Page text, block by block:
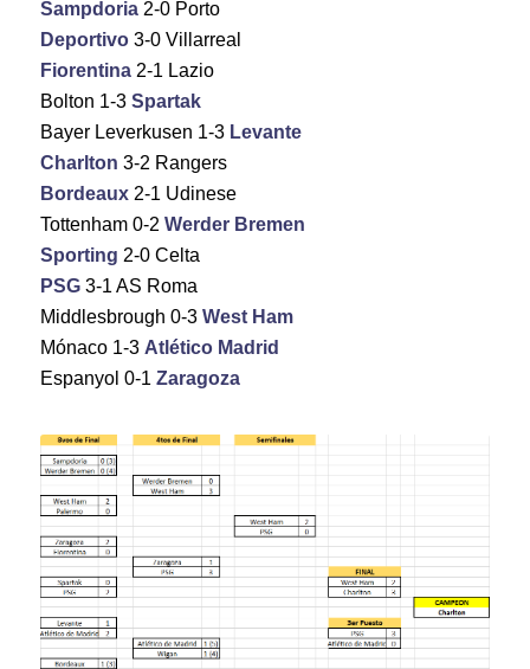
Sampdoria2-0 Porto
Deportivo3-0 Villarreal
Fiorentina2-1 Lazio
Bolton 1-3 Spartak
Bayer Leverkusen 1-3 Levante
Charlton 3-2 Rangers
Bordeaux2-1 Udinese
Tottenham 0-2 Werder Bremen
Sporting 2-0 Celta
PSG3-1 AS Roma
Middlesbrough 0-3 West Ham
Mónaco 1-3 Atlético Madrid
Espanyol 0-1 Zaragoza